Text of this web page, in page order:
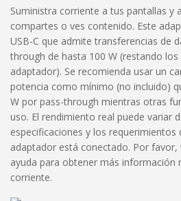
Suministra corriente a tus pantallas y
compartes o ves contenido. Este
USB-C que admite transferencias de
through de hasta 100 W (restando
adaptador). Se recomienda usar un
potencia como mínimo (no incluido)
W por pass-through mientras otras
uso. El rendimiento real puede variar
especificaciones y los requerimientos
adaptador está conectado. Por favor,
ayuda para obtener más información
corriente.